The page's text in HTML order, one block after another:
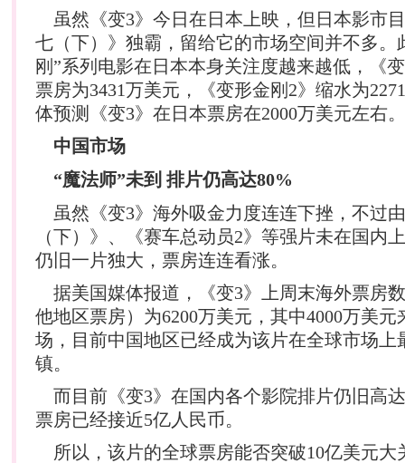
虽然《变3》今日在日本上映，但日本影市
七（下）》独霸，留给它的市场空间并不多。
刚”系列电影在日本本身关注度越来越低，《
票房为3431万美元，《变形金刚2》缩水为
体预测《变3》在日本票房在2000万美元左右。
中国市场
“魔法师”未到 排片仍高达80%
虽然《变3》海外吸金力度连连下挫，不过
（下）》、《赛车总动员2》等强片未在国内
仍旧一片独大，票房连连看涨。
据美国媒体报道，《变3》上周末海外票房
他地区票房）为6200万美元，其中4000万美元
场，目前中国地区已经成为该片在全球市场上
镇。
而目前《变3》在国内各个影院排片仍旧高
票房已经接近5亿人民币。
所以，该片的全球票房能否突破10亿美元大